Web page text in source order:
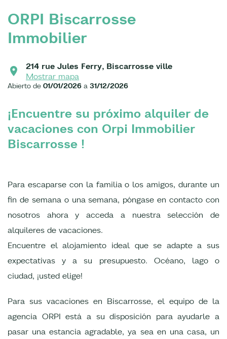
ORPI Biscarrosse
Immobilier
214 rue Jules Ferry, Biscarrosse ville
Mostrar mapa
Abierto de 01/01/2026 a 31/12/2026
¡Encuentre su próximo alquiler de
vacaciones con Orpi Immobilier
Biscarrosse !
Para escaparse con la familia o los amigos, durante un
fin de semana o una semana, póngase en contacto con
nosotros ahora y acceda a nuestra selección de
alquileres de vacaciones.
Encuentre el alojamiento ideal que se adapte a sus
expectativas y a su presupuesto. Océano, lago o
ciudad, ¡usted elige!
Para sus vacaciones en Biscarrosse, el equipo de la
agencia ORPI está a su disposición para ayudarle a
pasar una estancia agradable, ya sea en una casa, un